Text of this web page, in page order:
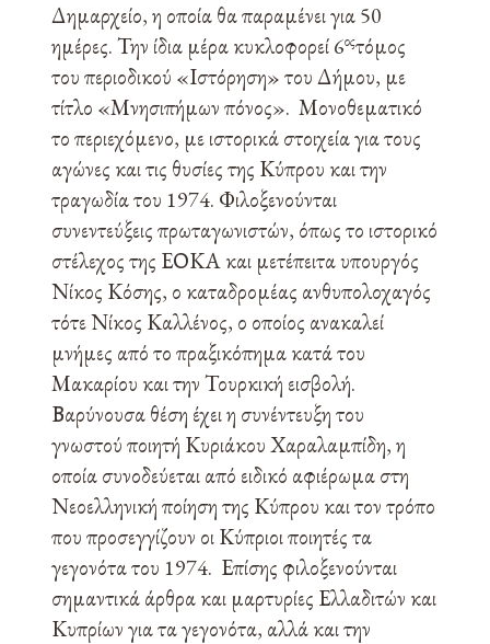
Δημαρχείο, η οποία θα παραμένει για 50
ημέρες. Την ίδια μέρα κυκλοφορεί 6οςτόμος
του περιοδικού «Ιστόρηση» του Δήμου, με
τίτλο «Μνησιπήμων πόνος». Μονοθεματικό
το περιεχόμενο, με ιστορικά στοιχεία για τους
αγώνες και τις θυσίες της Κύπρου και την
τραγωδία του 1974. Φιλοξενούνται
συνεντεύξεις πρωταγωνιστών, όπως το ιστορικό
στέλεχος της ΕΟΚΑ και μετέπειτα υπουργός
Νίκος Κόσης, ο καταδρομέας ανθυπολοχαγός
τότε Νίκος Καλλένος, ο οποίος ανακαλεί
μνήμες από το πραξικόπημα κατά του
Μακαρίου και την Τουρκική εισβολή.
Βαρύνουσα θέση έχει η συνέντευξη του
γνωστού ποιητή Κυριάκου Χαραλαμπίδη, η
οποία συνοδεύεται από ειδικό αφιέρωμα στη
Νεοελληνική ποίηση της Κύπρου και τον τρόπο
που προσεγγίζουν οι Κύπριοι ποιητές τα
γεγονότα του 1974. Επίσης φιλοξενούνται
σημαντικά άρθρα και μαρτυρίες Ελλαδιτών και
Κυπρίων για τα γεγονότα, αλλά και την